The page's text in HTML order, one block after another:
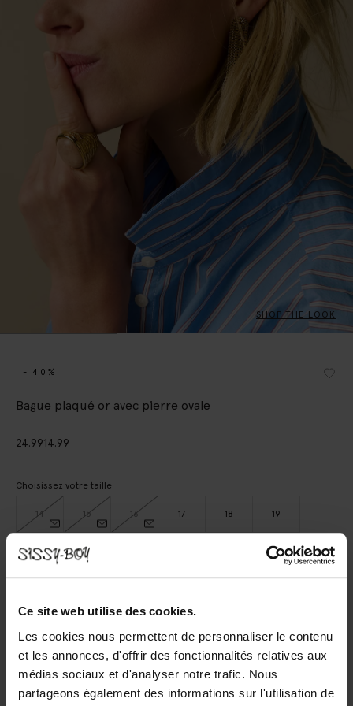
Ce site web utilise des cookies.
Les cookies nous permettent de personnaliser le contenu
et les annonces, d'offrir des fonctionnalités relatives aux
médias sociaux et d'analyser notre trafic. Nous
partageons également des informations sur l'utilisation de
SHOP THE LOOK
- 40%
Bague plaqué or avec pierre ovale
24.9914.99
Choisissez votre taille
14 15 16 17 18 19
AJOUTER AU PANIER
Livraison rapide
Délai de rétractation de 14 jours
AVIS (1)